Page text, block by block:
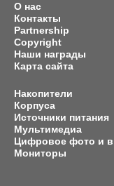
О нас
Контакты
Partnership
Copyright
Наши награды
Карта сайта
Накопители
Корпуса
Источники питания
Мультимедиа
Цифровое фото и
Мониторы